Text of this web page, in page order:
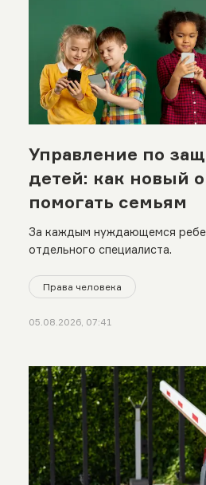
Управление по
детей: как новый
помогать семьям
За каждым нуждающемся
отдельного специалиста.
Права человека
05.08.2026, 07:41